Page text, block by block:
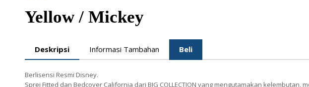
Yellow / Mickey
Deskripsi Informasi Tambahan Beli
Berlisensi Resmi Disney.
Sprei Fitted dan Bedcover California dari BIG COLLECTION yang mengutamakan